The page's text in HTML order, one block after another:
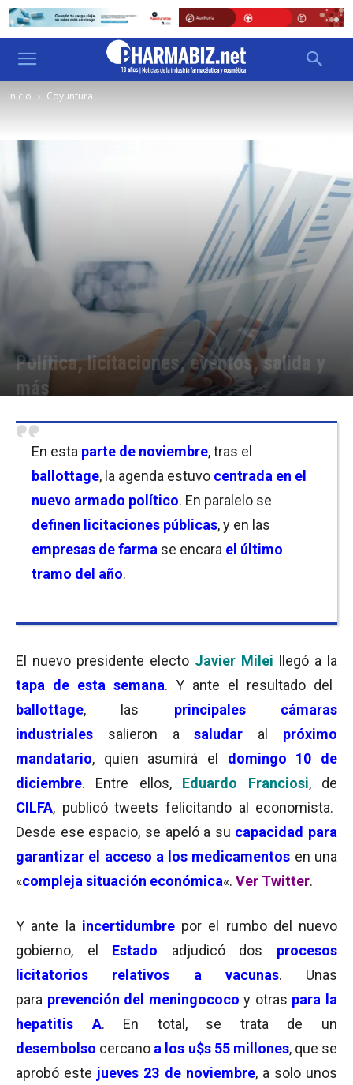
Inicio Coyuntura
Política, licitaciones, eventos, salida y
más
En esta parte de noviembre, tras el
ballottage, la agenda estuvo centrada en el
nuevo armado político. En paralelo se
definen licitaciones públicas, y en las
empresas de farma se encara el último
tramo del año.
El nuevo presidente electo Javier Milei llegó a la
tapa de esta semana. Y ante el resultado del
ballottage, las principales cámaras
industriales salieron asaludar al próximo
mandatario, quien asumirá el domingo 10 de
diciembre. Entre ellos, Eduardo Franciosi, de
CILFA, publicó tweets felicitando al economista.
Desde ese espacio, se apeló a su capacidad para
garantizar el acceso a los medicamentos en una
«compleja situación económica«. Ver Twitter.
Y ante la incertidumbrepor el rumbo del nuevo
gobierno, el Estado adjudicó dos procesos
licitatorios relativos a vacunas. Unas
para prevención del meningococo y otras para la
hepatitis A. En total, se trata de un
desembolso cercano a los u$s 55 millones, que se
aprobó este jueves 23 de noviembre, a solo unos